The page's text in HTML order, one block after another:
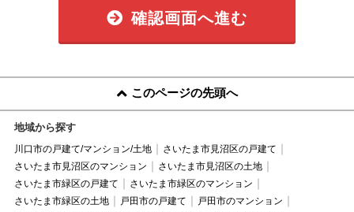
確認画面へ進む
このページの先頭へ
地域から探す
川口市の戸建て/マンション/土地
さいたま市見沼区の戸建て
さいたま市見沼区のマンション
さいたま市見沼区の土地
さいたま市緑区の戸建て
さいたま市緑区のマンション
さいたま市緑区の土地
戸田市の戸建て
戸田市のマンション